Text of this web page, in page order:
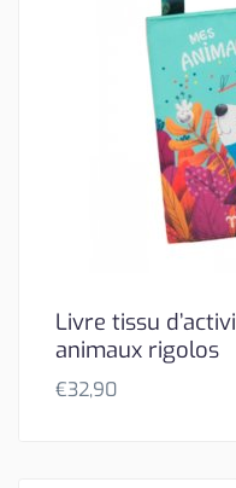
Livre tissu
animaux rigolos
€32,90